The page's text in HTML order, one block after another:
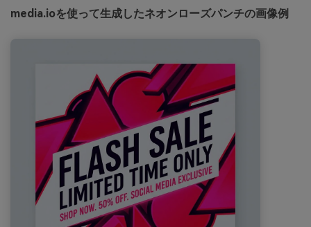
media.ioを使って生成したネオンローズパンチの画像例